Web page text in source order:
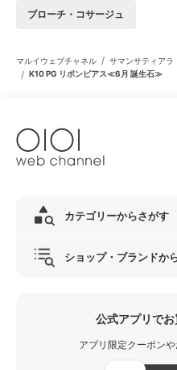
ブローチ・コサージュ
マルイウェブチャネル / サマンサティアラ
/ K10 PG リボンピアス≪6月 誕生石≫
カテゴリーからさがす
ショップ・ブランドか
公式アプリで
アプリ限定クーポン